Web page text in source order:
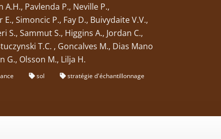
A.H., Pavlenda P., Neville P.,
Simoncic P., Fay D., Buivydaite V.V.,
S., Sammut S., Higgins A., Jordan C.,
T.C. , Goncalves M., Dias Mano
G., Olsson M., Lilja H.
sol stratégie d'échantillonnage